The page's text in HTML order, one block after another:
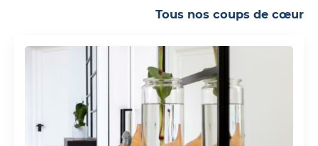
Tous nos coups de cœur